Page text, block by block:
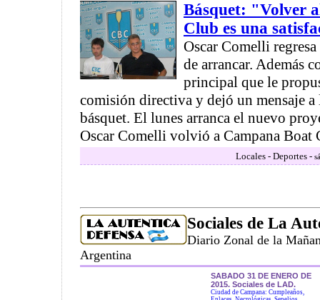
Básquet: "Volver
Club es una
Oscar Comelli
de arrancar. Además
principal que le
comisión directiva y dejó un mensaje a
básquet. El lunes arranca el nuevo
Oscar Comelli volvió a Campana Boat
Locales - Deportes -
Sociales de La
Diario Zonal de la
Argentina
SABADO 31 DE ENERO DE
2015. Sociales de LAD.
Ciudad de Campana: Cumpleaños,